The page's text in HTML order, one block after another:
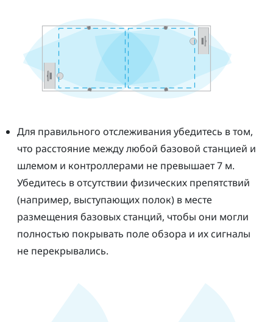
Для правильного отслеживания убедитесь в том,
что расстояние между любой базовой станцией и
шлемом и контроллерами не превышает 7 м.
Убедитесь в отсутствии физических препятствий
(например, выступающих полок) в месте
размещения базовых станций, чтобы они могли
полностью покрывать поле обзора и их сигналы
не перекрывались.